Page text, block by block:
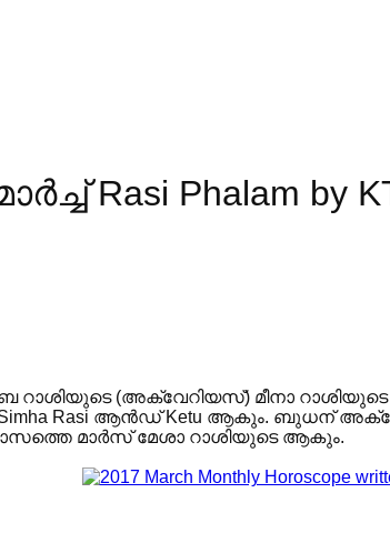
Rasi Phalam by
(അക്വേറിയസ്) മീനാ റാശിയുടെ
Simha Rasi ആൻഡ് Ketu ആകും. ബുധന്
മാർസ് മേശാ റാശിയുടെ ആകും.